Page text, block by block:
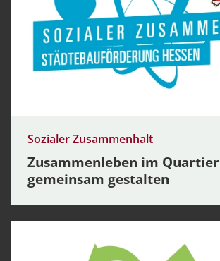
Sozialer Zusammenhalt
Zusammenleben im Quartier
gemeinsam gestalten